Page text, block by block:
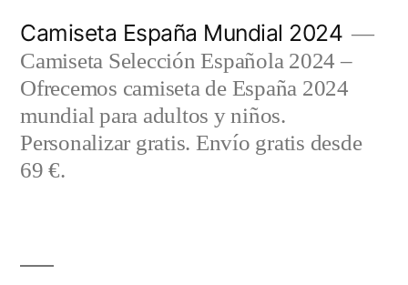
contenido
Camiseta España Mundial 2024
Camiseta Selección Española 2024 –
Ofrecemos camiseta de España 2024
mundial para adultos y niños.
Personalizar gratis. Envío gratis desde
69 €.